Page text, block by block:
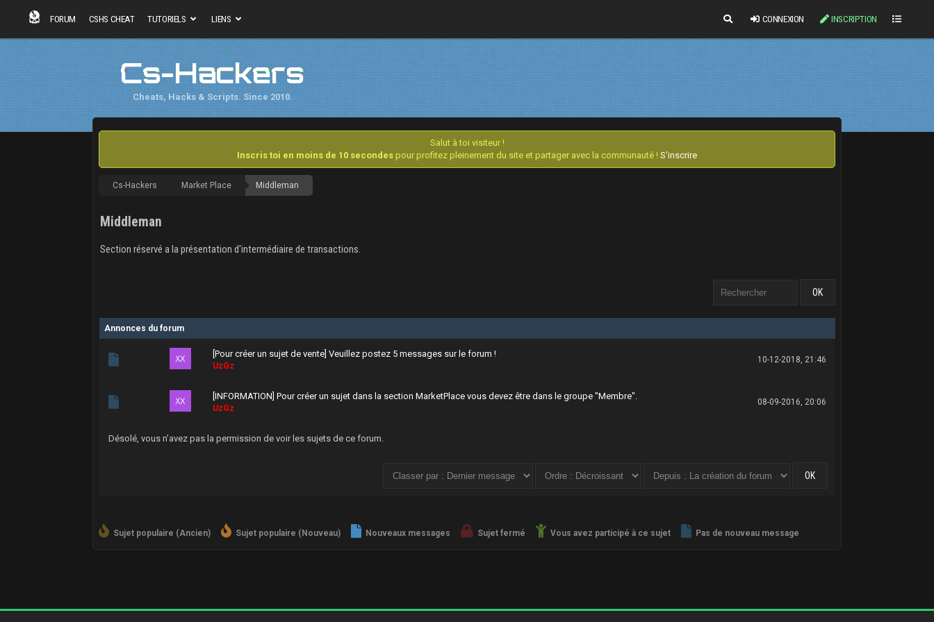
CONNEXION INSCRIPTION
FORUM CSHS CHEAT TUTORIELS LIENS
Cs-Hackers
Cheats, Hacks & Scripts. Since 2010.
Salut à toi visiteur !
Inscris toi en moins de 10 secondes pour profitez pleinement du site et partager avec la communauté ! S'inscrire
Cs-Hackers Market Place Middleman
Middleman
Section réservé a la présentation d'intermédiaire de transactions.
Annonces du forum
[Pour créer un sujet de vente] Veuillez postez 5 messages sur le forum !
UzGz
10-12-2018, 21:46
[INFORMATION] Pour créer un sujet dans la section MarketPlace vous devez être dans le groupe "Membre".
UzGz
08-09-2016, 20:06
Désolé, vous n’avez pas la permission de voir les sujets de ce forum.
Nouveaux messages
Sujet populaire (Nouveau)
Sujet populaire (Ancien) Pas de nouveau message
Vous avez participé à ce sujet
Sujet fermé